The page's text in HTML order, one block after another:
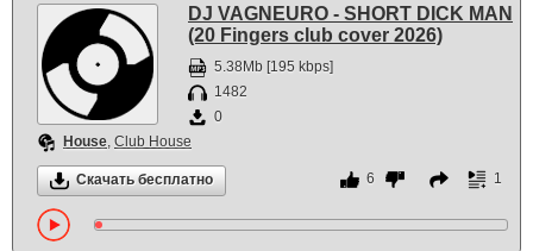
DJ VAGNEURO - SHORT DICK MAN
(20 Fingers club cover 2026)
5.38Mb [195 kbps]
1482
0
House, Club House
Скачать бесплатно 6 1